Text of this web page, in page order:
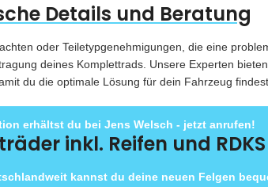
Details und Beratung
oder Teiletypgenehmigungen, die eine
deines Komplettrads. Unsere Experten
du die optimale Lösung für dein Fahrzeug findest.
erhältst du bei Jens Welsch - jetzt anrufen!
inkl. Reifen und RDKS
kannst du deine neuen Felgen